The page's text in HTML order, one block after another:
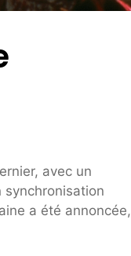
avec un
a été annoncée,